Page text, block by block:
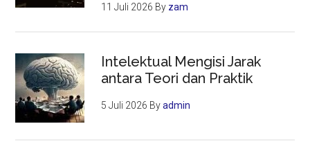
11 Juli 2026 By zam
Intelektual Mengisi Jarak
antara Teori dan Praktik
5 Juli 2026 Byadmin